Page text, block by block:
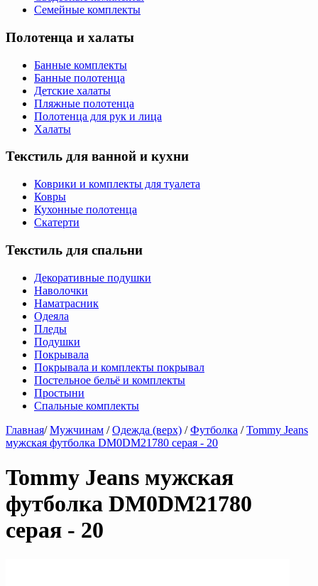
Семейные комплекты
Полотенца и халаты
Банные комплекты
Банные полотенца
Детские халаты
Пляжные полотенца
Полотенца для рук и лица
Халаты
Текстиль для ванной и кухни
Коврики и комплекты для туалета
Ковры
Кухонные полотенца
Скатерти
Текстиль для спальни
Декоративные подушки
Наволочки
Наматрасник
Одеяла
Пледы
Подушки
Покрывала
Покрывала и комплекты покрывал
Постельное бельё и комплекты
Простыни
Спальные комплекты
Главная/ Мужчинам / Одежда (верх) / Футболка / Tommy Jeans
мужская футболка DM0DM21780 серая - 20
Tommy Jeans мужская
футболка DM0DM21780
серая - 20